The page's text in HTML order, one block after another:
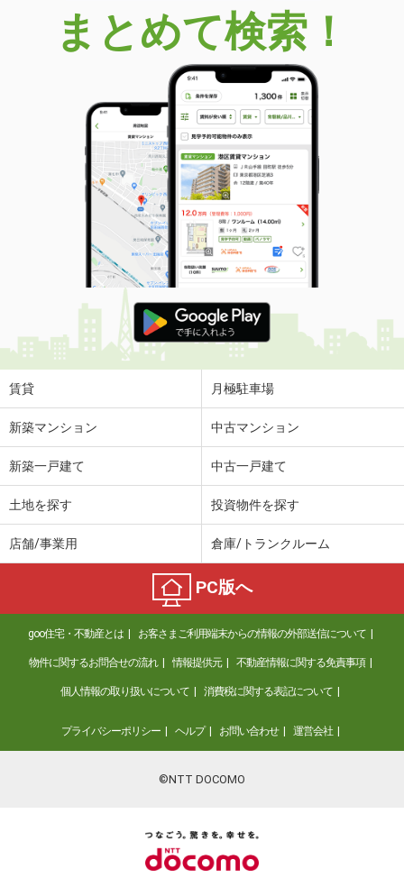
まとめて検索！
賃貸 月極駐車場
新築マンション 中古マンション
新築一戸建て 中古一戸建て
土地を探す 投資物件を探す
店舗/事業用 倉庫/トランクルーム
PC版へ
goo住宅・不動産とは お客さまご利用端末からの情報の外部送信について
物件に関するお問合せの流れ 情報提供元 不動産情報に関する免責事項
個人情報の取り扱いについて 消費税に関する表記について
プライバシーポリシー ヘルプ お問い合わせ 運営会社
©NTT DOCOMO